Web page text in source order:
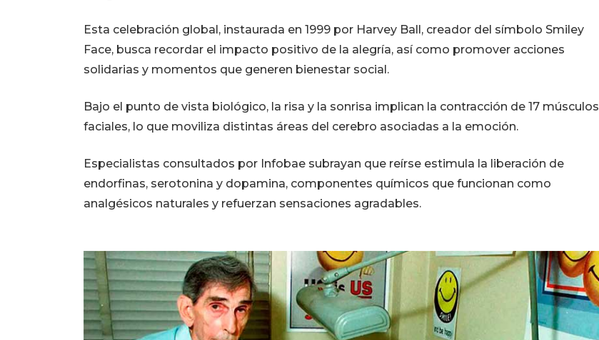
Esta celebración global, instaurada en 1999 por Harvey Ball, creador del símbolo Smiley
Face, busca recordar el impacto positivo de la alegría, así como promover acciones
solidarias y momentos que generen bienestar social.
Bajo el punto de vista biológico, la risa y la sonrisa implican la contracción de 17 músculos
faciales, lo que moviliza distintas áreas del cerebro asociadas a la emoción.
Especialistas consultados por Infobae subrayan que reírse estimula la liberación de
endorfinas, serotonina y dopamina, componentes químicos que funcionan como
analgésicos naturales y refuerzan sensaciones agradables.